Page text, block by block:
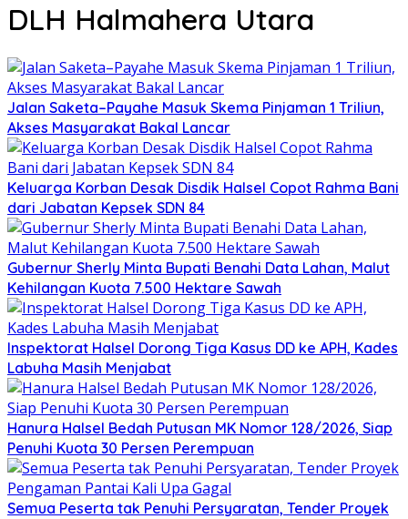
DLH Halmahera Utara
Jalan Saketa–Payahe Masuk Skema Pinjaman 1 Triliun,
Akses Masyarakat Bakal Lancar
Keluarga Korban Desak Disdik Halsel Copot Rahma Bani
dari Jabatan Kepsek SDN 84
Gubernur Sherly Minta Bupati Benahi Data Lahan, Malut
Kehilangan Kuota 7.500 Hektare Sawah
Inspektorat Halsel Dorong Tiga Kasus DD ke APH, Kades
Labuha Masih Menjabat
Hanura Halsel Bedah Putusan MK Nomor 128/2026, Siap
Penuhi Kuota 30 Persen Perempuan
Semua Peserta tak Penuhi Persyaratan, Tender Proyek